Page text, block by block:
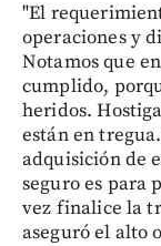
"El
operaciones y
Notamos que
cumplido,
heridos.
están en
adquisición de
seguro es para
vez finalice la
aseguró el alto